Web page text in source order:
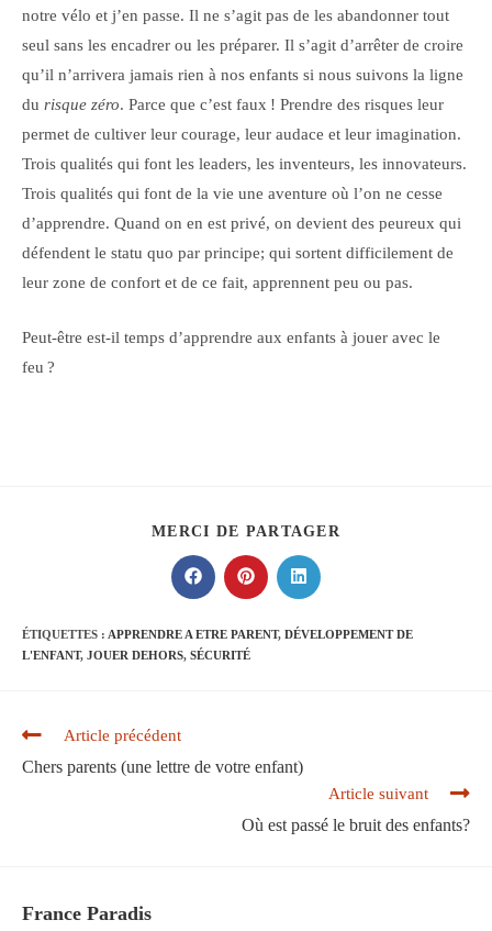
notre vélo et j’en passe. Il ne s’agit pas de les abandonner tout
seul sans les encadrer ou les préparer. Il s’agit d’arrêter de croire
qu’il n’arrivera jamais rien à nos enfants si nous suivons la ligne
du risque zéro. Parce que c’est faux ! Prendre des risques leur
permet de cultiver leur courage, leur audace et leur imagination.
Trois qualités qui font les leaders, les inventeurs, les innovateurs.
Trois qualités qui font de la vie une aventure où l’on ne cesse
d’apprendre. Quand on en est privé, on devient des peureux qui
défendent le statu quo par principe; qui sortent difficilement de
leur zone de confort et de ce fait, apprennent peu ou pas.
Peut-être est-il temps d’apprendre aux enfants à jouer avec le
feu ?
MERCI DE PARTAGER
Ouvrir
dans
autre
fenêtre
Ouvrir
dans
autre
fenêtre
Ouvrir
dans
autre
fenêtre
ÉTIQUETTES : APPRENDRE A ETRE PARENT, DÉVELOPPEMENT DE
L'ENFANT, JOUER DEHORS, SÉCURITÉ
Read
articles
Article précédent
Chers parents (une lettre de votre enfant)
Article suivant
Où est passé le bruit des enfants?
France Paradis